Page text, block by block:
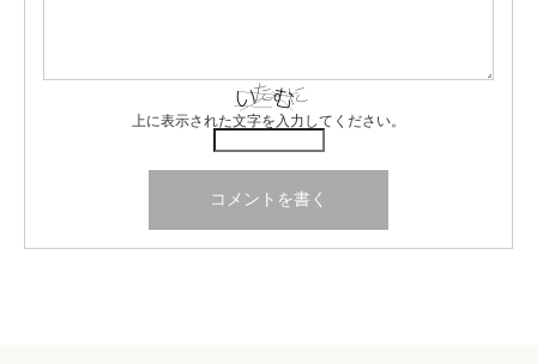
上に表示された文字を入力してください。